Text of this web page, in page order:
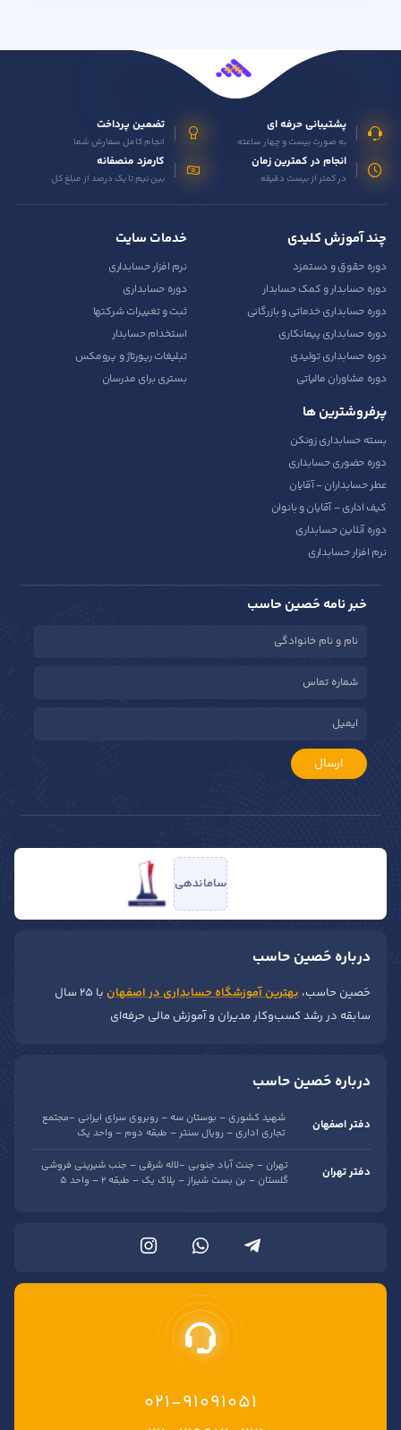
پشتیبانی حرفه ای
به صورت بیست و چهار ساعته
تضمین پرداخت
انجام کامل سفارش شما
انجام در کمترین زمان
در کمتر از بیست دقیقه
کارمزد منصفانه
بین نیم تا یک درصد از مبلغ کل
چند آموزش کلیدی
دوره حقوق و دستمزد
دوره حسابدار و کمک حسابدار
دوره حسابداری خدماتی و بازرگانی
دوره حسابداری پیمانکاری
دوره حسابداری تولیدی
دوره مشاوران مالیاتی
خدمات سایت
نرم افزار حسابداری
دوره حسابداری
ثبت و تغییرات شرکتها
استخدام حسابدار
تبلیغات رپورتاژ و پرومکس
بستری برای مدرسان
پرفروشترین ها
بسته حسابداری زونکن
دوره حضوری حسابداری
عطر حسابداران - آقایان
کیف اداری - آقایان و بانوان
دوره آنلاین حسابداری
نرم افزار حسابداری
خبر نامه حَصین حاسب
ارسال
ساماندهی
درباره حَصین حاسب
حَصین حاسب، بهترین آموزشگاه حسابداری در اصفهان
با ۲۵ سال
سابقه در رشد کسب‌وکار مدیران و آموزش مالی حرفه‌ای
درباره حَصین حاسب
دفتر اصفهان
شهید کشوری – بوستان سه – روبروی سرای ایرانی -مجتمع
تجاری اداری – رویال سنتر – طبقه دوم – واحد یک
دفتر تهران
تهران – جنت آباد جنوبی -لاله شرقی – جنب شیرینی فروشی
گلستان – بن بست شیراز – پلاک یک – طبقه 2 – واحد 5
021-91091051